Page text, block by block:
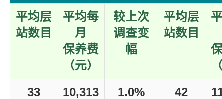
平均层
站数目
平均每
月
保养费
（元）
较上次
调查变
幅
平均层
站数目
33 10,313 1.0% 42